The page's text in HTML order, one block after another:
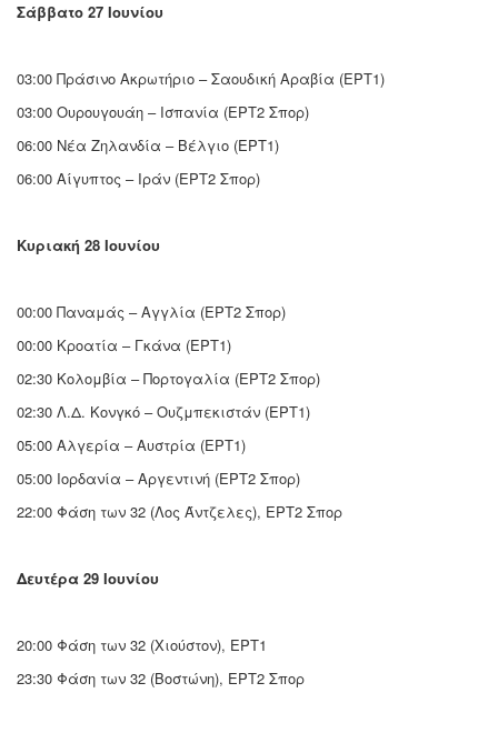
Σάββατο 27 Ιουνίου
03:00 Πράσινο Ακρωτήριο – Σαουδική Αραβία (ΕΡΤ1)
03:00 Ουρουγουάη – Ισπανία (ΕΡΤ2 Σπορ)
06:00 Νέα Ζηλανδία – Βέλγιο (ΕΡΤ1)
06:00 Αίγυπτος – Ιράν (ΕΡΤ2 Σπορ)
Κυριακή 28 Ιουνίου
00:00 Παναμάς – Αγγλία (ΕΡΤ2 Σπορ)
00:00 Κροατία – Γκάνα (ΕΡΤ1)
02:30 Κολομβία – Πορτογαλία (ΕΡΤ2 Σπορ)
02:30 Λ.Δ. Κονγκό – Ουζμπεκιστάν (ΕΡΤ1)
05:00 Αλγερία – Αυστρία (ΕΡΤ1)
05:00 Ιορδανία – Αργεντινή (ΕΡΤ2 Σπορ)
22:00 Φάση των 32 (Λος Άντζελες), ΕΡΤ2 Σπορ
Δευτέρα 29 Ιουνίου
20:00 Φάση των 32 (Χιούστον), ΕΡΤ1
23:30 Φάση των 32 (Βοστώνη), ΕΡΤ2 Σπορ